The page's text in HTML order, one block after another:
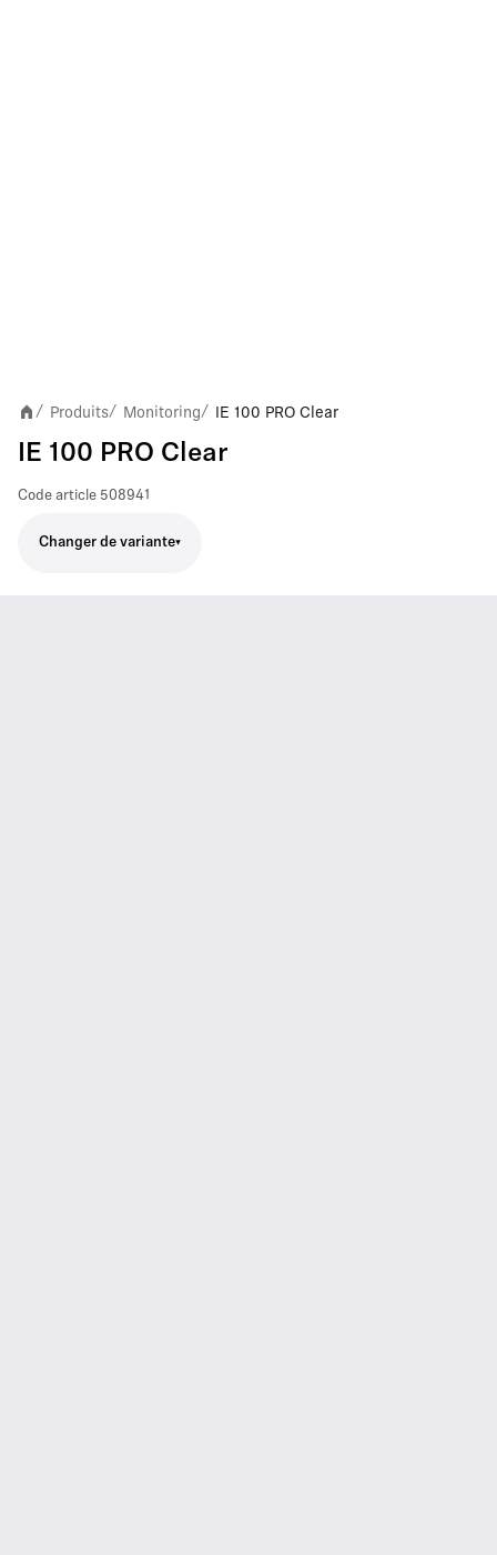
/ Produits/ Monitoring/ IE 100 PRO Clear
IE 100 PRO Clear
Code article 508941
Changer de variante